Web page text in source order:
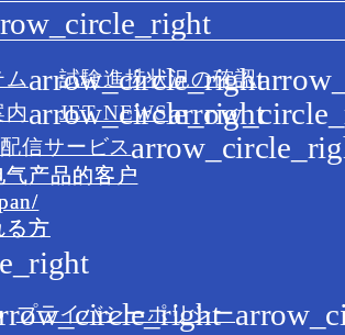
ム
試験進捗状況の確認
JET NEWS
信サービス
产品的客户
る方
プライバシーポリシー